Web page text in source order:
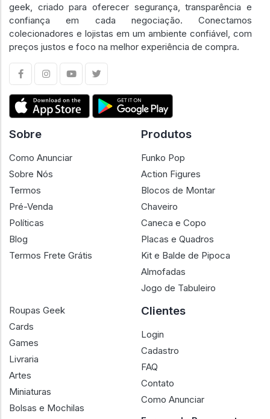
geek, criado para oferecer segurança, transparência e
confiança em cada negociação. Conectamos
colecionadores e lojistas em um ambiente confiável, com
preços justos e foco na melhor experiência de compra.
Sobre
Como Anunciar
Sobre Nós
Termos
Pré-Venda
Políticas
Blog
Termos Frete Grátis
Produtos
Funko Pop
Action Figures
Blocos de Montar
Chaveiro
Caneca e Copo
Placas e Quadros
Kit e Balde de Pipoca
Almofadas
Jogo de Tabuleiro
Roupas Geek
Cards
Games
Livraria
Artes
Miniaturas
Bolsas e Mochilas
Clientes
Login
Cadastro
FAQ
Contato
Como Anunciar